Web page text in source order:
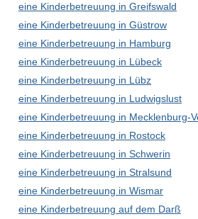
eine Kinderbetreuung in Greifswald
eine Kinderbetreuung in Güstrow
eine Kinderbetreuung in Hamburg
eine Kinderbetreuung in Lübeck
eine Kinderbetreuung in Lübz
eine Kinderbetreuung in Ludwigslust
eine Kinderbetreuung in Mecklenburg-
eine Kinderbetreuung in Rostock
eine Kinderbetreuung in Schwerin
eine Kinderbetreuung in Stralsund
eine Kinderbetreuung in Wismar
eine Kinderbetreuung auf dem Darß